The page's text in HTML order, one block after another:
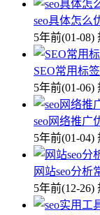
seo具体怎么
5年前(01-08)
SEO常用标
5年前(01-06)
seo网络推广
5年前(01-04)
网站seo分析
5年前(12-26)